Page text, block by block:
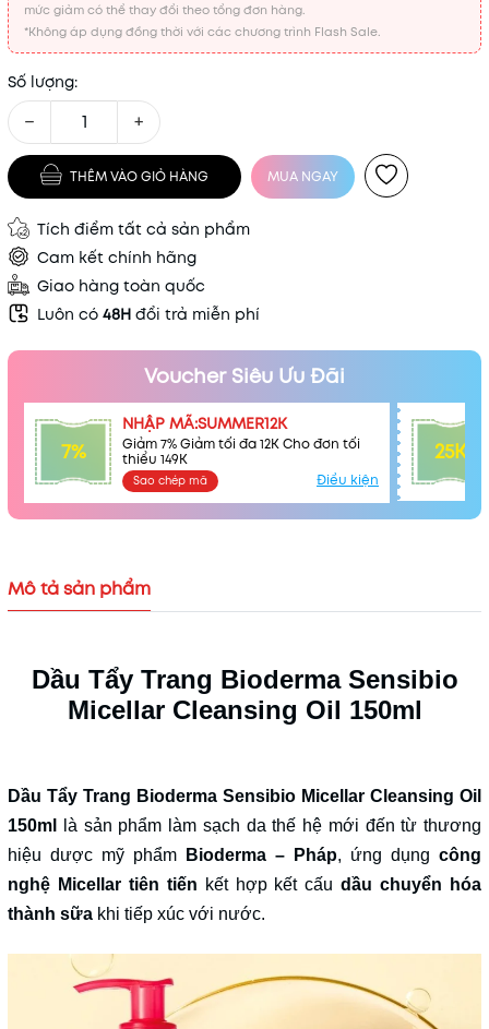
mức giảm có thể thay đổi theo tổng đơn hàng.
*Không áp dụng đồng thời với các chương trình Flash Sale.
Số lượng:
− +
THÊM VÀO GIỎ HÀNG MUA NGAY
Tích điểm tất cả sản phẩm
Cam kết chính hãng
Giao hàng toàn quốc
Luôn có 48H đổi trả miễn phí
Voucher Siêu Ưu Đãi
7%
NHẬP MÃ:SUMMER12K
Giảm 7% Giảm tối đa 12K Cho đơn tối
thiểu 149K
Sao chép mã Điều kiện
25K
Mã khuyến mãi:
Mô tả sản phẩm
Dầu Tẩy Trang Bioderma Sensibio
Micellar Cleansing Oil 150ml
Dầu Tẩy Trang Bioderma Sensibio Micellar Cleansing Oil
150ml
là sản phẩm làm sạch da thế hệ mới đến từ thương
hiệu dược mỹ phẩm
Bioderma – Pháp, ứng dụng công
nghệ Micellar tiên tiến kết hợp kết cấudầu chuyển hóa
thành sữa khi tiếp xúc với nước.